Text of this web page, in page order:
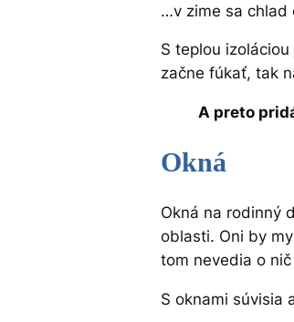
…v zime sa chlad
S teplou
začne fúkať, tak
A preto
Okná
Okná na rodinný
oblasti. Oni by
tom nevedia o
S oknami súvisia